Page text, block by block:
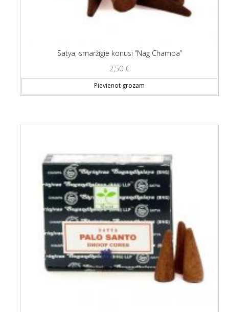
Satya, smaržīgie konusi “Nag Champa”
2,50 €
Pievienot grozam